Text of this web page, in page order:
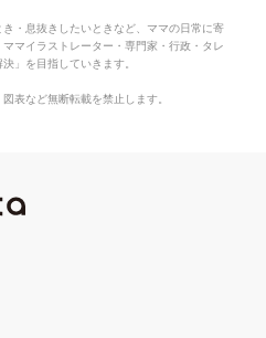
・息抜きしたいときなど、ママの日常に寄
マイラストレーター・専門家・行政・タレ
」を目指していきます。
表など無断転載を禁止します。